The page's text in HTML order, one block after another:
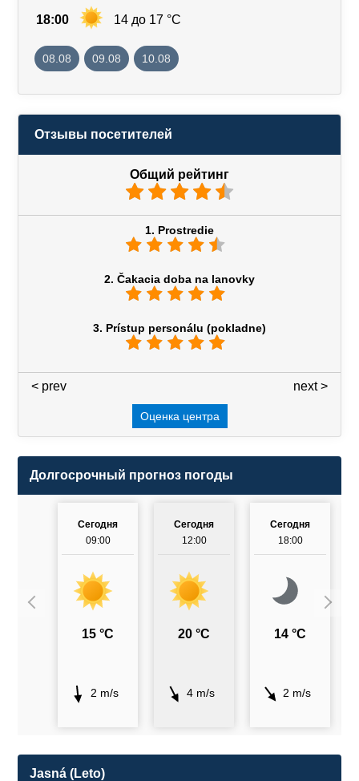
18:00 14 до 17 °C
08.08 09.08 10.08
Отзывы посетителей
Общий рейтинг
1. Prostredie
2. Čakacia doba na lanovky
3. Prístup personálu (pokladne)
next >
< prev
Оценка центра
Долгосрочный прогноз погоды
Сегодня
09:00
15 °C
2 m/s
Сегодня
12:00
20 °C
4 m/s
Сегодня
18:00
14 °C
2 m/s
Jasná (Leto)